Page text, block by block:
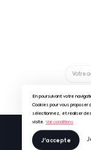
En poursuivant votre
Cookies pour vous
sélectionnez, et réaliser
visite.Voir conditions
J'accepte
Mentions légales & RGPD